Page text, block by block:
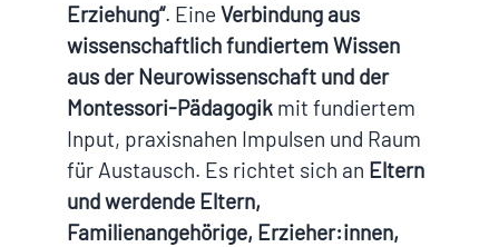
Erziehung“. Eine Verbindung aus
wissenschaftlich fundiertem Wissen
aus der Neurowissenschaft und der
Montessori-Pädagogik mit fundiertem
Input, praxisnahen Impulsen und Raum
für Austausch. Es richtet sich an Eltern
und werdende Eltern,
Familienangehörige, Erzieher:innen,